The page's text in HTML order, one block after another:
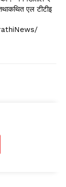
एल टीटीइ